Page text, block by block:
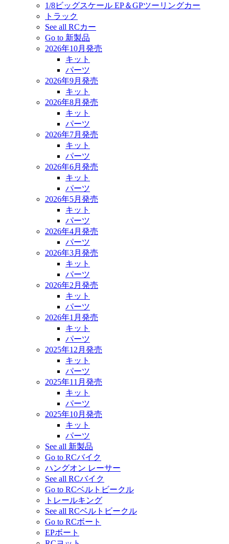
1/8ビッグスケール EP＆GPツーリングカー
トラック
See all RCカー
Go to 新製品
2026年10月発売
キット
パーツ
2026年9月発売
キット
2026年8月発売
キット
パーツ
2026年7月発売
キット
パーツ
2026年6月発売
キット
パーツ
2026年5月発売
キット
パーツ
2026年4月発売
パーツ
2026年3月発売
キット
パーツ
2026年2月発売
キット
パーツ
2026年1月発売
キット
パーツ
2025年12月発売
キット
パーツ
2025年11月発売
キット
パーツ
2025年10月発売
キット
パーツ
See all 新製品
Go to RCバイク
ハングオン レーサー
See all RCバイク
Go to RCベルトビークル
トレールキング
See all RCベルトビークル
Go to RCボート
EPボート